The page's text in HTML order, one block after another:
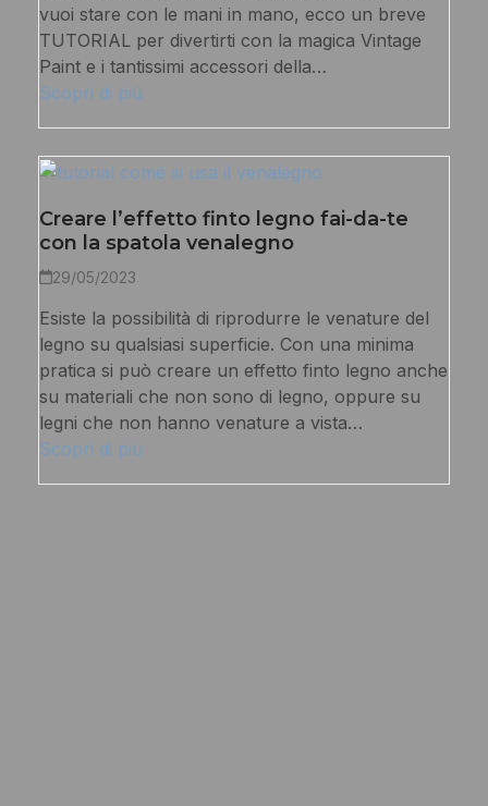
vuoi stare con le mani in mano, ecco un breve
TUTORIAL per divertirti con la magica Vintage
Paint e i tantissimi accessori della…
Scopri di più
Creare l’effetto finto legno fai-da-te
con la spatola venalegno
29/05/2023
Esiste la possibilità di riprodurre le venature del
legno su qualsiasi superficie. Con una minima
pratica si può creare un effetto finto legno anche
su materiali che non sono di legno, oppure su
legni che non hanno venature a vista…
Scopri di più